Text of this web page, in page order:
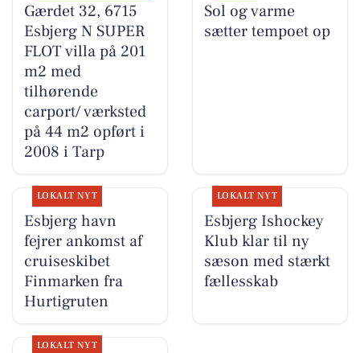
Gærdet 32, 6715
Esbjerg N SUPER
FLOT villa på 201
m2 med
tilhørende
carport/ værksted
på 44 m2 opført i
2008 i Tarp
Sol og varme
sætter tempoet op
LOKALT NYT
Esbjerg havn
fejrer ankomst af
cruiseskibet
Finmarken fra
Hurtigruten
LOKALT NYT
Esbjerg Ishockey
Klub klar til ny
sæson med stærkt
fællesskab
LOKALT NYT